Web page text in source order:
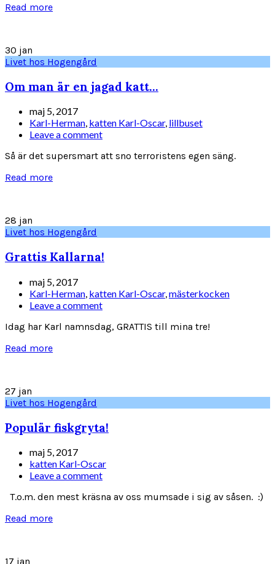
Read more
30 jan
Livet hos Hogengård
Om man är en jagad katt…
maj 5, 2017
Karl-Herman, katten Karl-Oscar, lillbuset
Leave a comment
Så är det supersmart att sno terroristens egen säng.
Read more
28 jan
Livet hos Hogengård
Grattis Kallarna!
maj 5, 2017
Karl-Herman, katten Karl-Oscar,mästerkocken
Leave a comment
Idag har Karl namnsdag, GRATTIS till mina tre!
Read more
27 jan
Livet hos Hogengård
Populär fiskgryta!
maj 5, 2017
katten Karl-Oscar
Leave a comment
T.o.m. den mest kräsna av oss mumsade i sig av såsen. :)
Read more
17 jan